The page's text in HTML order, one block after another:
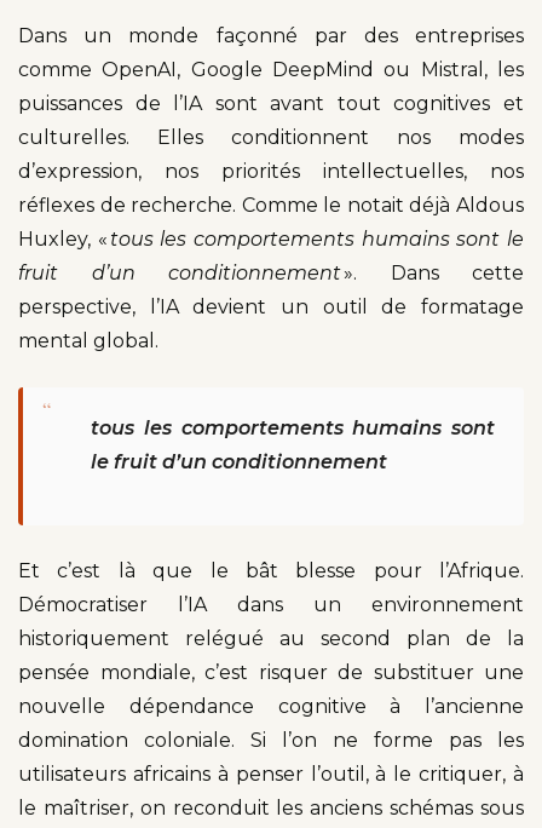
Dans un monde façonné par des entreprises
comme OpenAI, Google DeepMind ou Mistral, les
puissances de l’IA sont avant tout cognitives et
culturelles. Elles conditionnent nos modes
d’expression, nos priorités intellectuelles, nos
réflexes de recherche. Comme le notait déjà Aldous
Huxley, « tous les comportements humains sont le
fruit d’un conditionnement». Dans cette
perspective, l’IA devient un outil de formatage
mental global.
“
tous les comportements humains sont
le fruit d’un conditionnement
Et c’est là que le bât blesse pour l’Afrique.
Démocratiser l’IA dans un environnement
historiquement relégué au second plan de la
pensée mondiale, c’est risquer de substituer une
nouvelle dépendance cognitive à l’ancienne
domination coloniale. Si l’on ne forme pas les
utilisateurs africains à penser l’outil, à le critiquer, à
le maîtriser, on reconduit les anciens schémas sous